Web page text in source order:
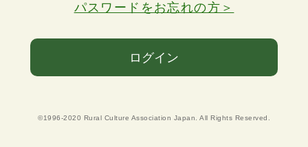
パスワードをお忘れの方＞
ログイン
©1996-2020 Rural Culture Association Japan. All Rights Reserved.